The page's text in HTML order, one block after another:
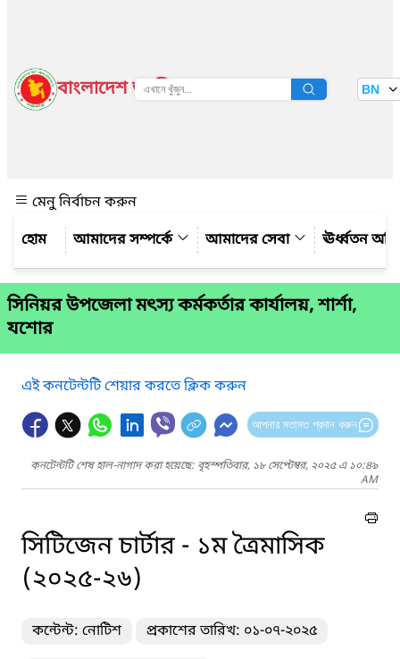
বাংলাদেশ জাতীয় তথ্য বাতায়ন BN
মেনু নির্বাচন করুন
আমাদের সম্পর্কে
আমাদের সেবা ঊর্ধ্বতন
সিনিয়র উপজেলা মৎস্য কর্মকর্তার কার্যালয়, শার্শা,
যশোর
এই কনটেন্টটি শেয়ার করতে ক্লিক করুন
আপনার মতামত প্রদান করুন
কনটেন্টটি শেষ হাল-নাগাদ করা হয়েছে: বৃহস্পতিবার, ১৮ সেপ্টেম্বর, ২০২৫ এ ১০:৪৯
AM
সিটিজেন চার্টার - ১ম ত্রৈমাসিক
(২০২৫-২৬)
কন্টেন্ট: নোটিশ প্রকাশের তারিখ: ০১-০৭-২০২৫